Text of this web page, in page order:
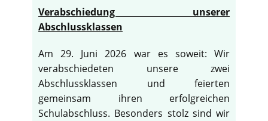
Verabschiedung unserer
Abschlussklassen
Am 29. Juni 2026 war es soweit: Wir
verabschiedeten unsere zwei
Abschlussklassen und feierten
gemeinsam ihren erfolgreichen
Schulabschluss. Besonders stolz sind wir